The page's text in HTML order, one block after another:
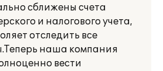
сближены счета
и налогового учета,
отследить все
наша компания
вести